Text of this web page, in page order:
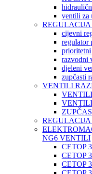
ventili za
cijevni
regulator
razvodni
djeleni
zupčasti
VENTILI
NG6 VENTILI
CETOP
CETOP
CETOP